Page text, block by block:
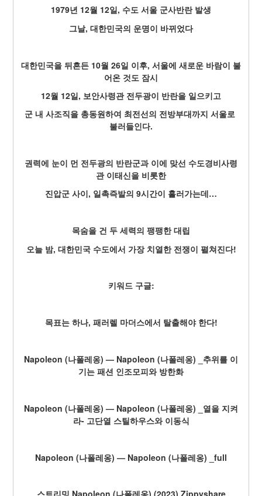
1979년 12월 12일, 수도 서울 군사반란 발생
그날, 대한민국의 운명이 바뀌었다
대한민국을 뒤흔든 10월 26일 이후, 서울에 새로운 바람이 불
어온 것도 잠시
12월 12일, 보안사령관 전두광이 반란을 일으키고
군 내 사조직을 총동원하여 최전선의 전방부대까지 서울로
불러들인다.
권력에 눈이 먼 전두광의 반란군과 이에 맞선 수도경비사령
관 이태신을 비롯한
진압군 사이, 일촉즉발의 9시간이 흘러가는데…
목숨을 건 두 세력의 팽팽한 대립
오늘 밤, 대한민국 수도에서 가장 치열한 전쟁이 펼쳐진다!
키워드 구글:
목표는 하나, 패러렐 마더스에서 탈출해야 한다!
Napoleon (나폴레옹) — Napoleon (나폴레옹) _추위를 이
기는 패션 인조모피와 방한화
Napoleon (나폴레옹) — Napoleon (나폴레옹) _열을 지켜
라- 고단열 스틸하우스와 이동식
Napoleon (나폴레옹) — Napoleon (나폴레옹) _full